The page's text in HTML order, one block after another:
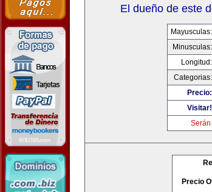
El dueño de este
Mayusculas:
Minusculas:
Longitud:
Categorias:
Precio:
Visitar!
Precio